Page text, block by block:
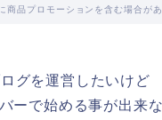
商品プロモーションを含む場合が
グを運営したいけど
ーで始める事が出来